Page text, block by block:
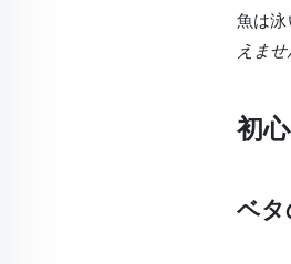
魚は
えませ
初
ベタ